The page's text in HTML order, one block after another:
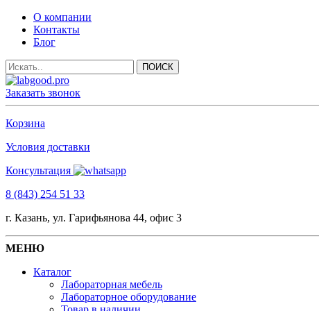
О компании
Контакты
Блог
Заказать звонок
Корзина
Условия доставки
Консультация
8 (843) 254 51 33
г. Казань, ул. Гарифьянова 44, офис 3
МЕНЮ
Каталог
Лабораторная мебель
Лабораторное оборудование